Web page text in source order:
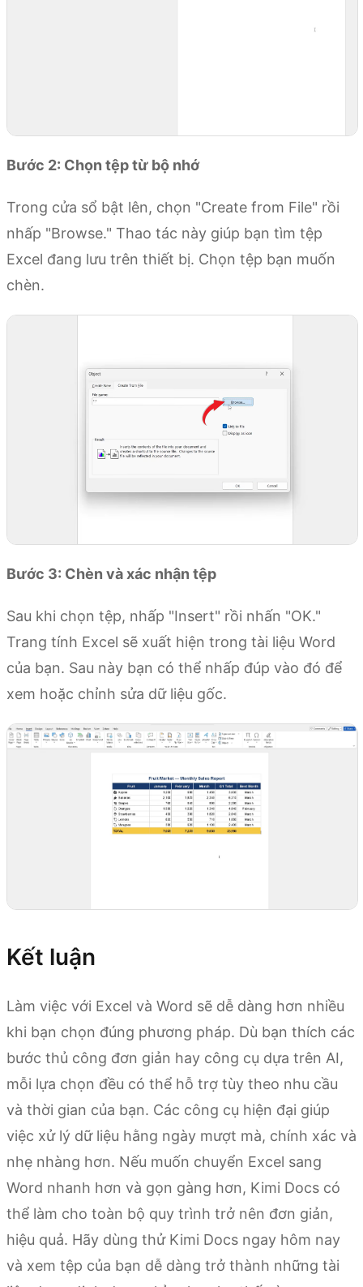
Bước 2: Chọn tệp từ bộ nhớ
Trong cửa sổ bật lên, chọn "Create from File" rồi
nhấp "Browse." Thao tác này giúp bạn tìm tệp
Excel đang lưu trên thiết bị. Chọn tệp bạn muốn
chèn.
Bước 3: Chèn và xác nhận tệp
Sau khi chọn tệp, nhấp "Insert" rồi nhấn "OK."
Trang tính Excel sẽ xuất hiện trong tài liệu Word
của bạn. Sau này bạn có thể nhấp đúp vào đó để
xem hoặc chỉnh sửa dữ liệu gốc.
Kết luận
Làm việc với Excel và Word sẽ dễ dàng hơn nhiều
khi bạn chọn đúng phương pháp. Dù bạn thích các
bước thủ công đơn giản hay công cụ dựa trên AI,
mỗi lựa chọn đều có thể hỗ trợ tùy theo nhu cầu
và thời gian của bạn. Các công cụ hiện đại giúp
việc xử lý dữ liệu hằng ngày mượt mà, chính xác và
nhẹ nhàng hơn. Nếu muốn chuyển Excel sang
Word nhanh hơn và gọn gàng hơn, Kimi Docs có
thể làm cho toàn bộ quy trình trở nên đơn giản,
hiệu quả. Hãy dùng thử Kimi Docs ngay hôm nay
và xem tệp của bạn dễ dàng trở thành những tài